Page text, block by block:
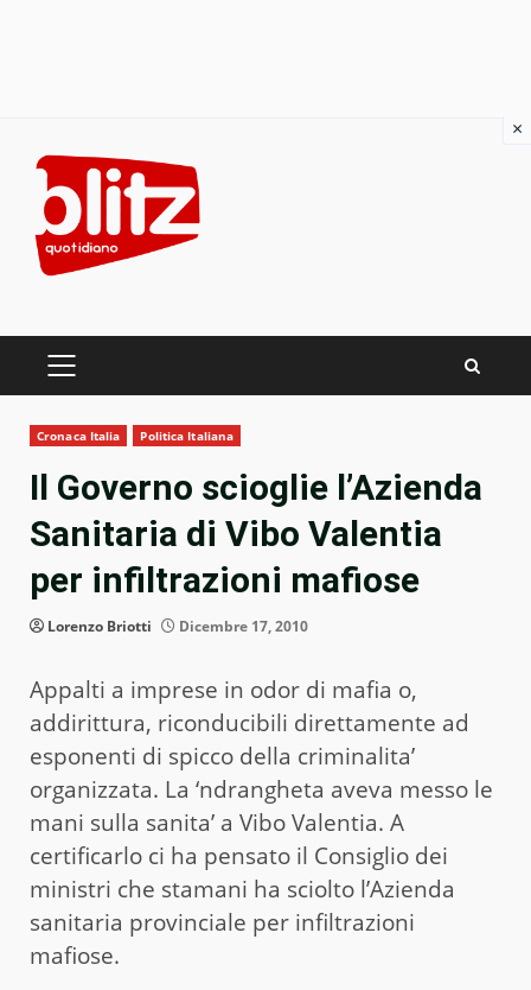
content
PRIMARY
Cronaca Italia Politica Italiana
Il Governo scioglie l’Azienda
Sanitaria di Vibo Valentia
per infiltrazioni mafiose
Lorenzo Briotti Dicembre 17, 2010
Appalti a imprese in odor di mafia o,
addirittura, riconducibili direttamente ad
esponenti di spicco della criminalita’
organizzata. La ‘ndrangheta aveva messo le
mani sulla sanita’ a Vibo Valentia. A
certificarlo ci ha pensato il Consiglio dei
ministri che stamani ha sciolto l’Azienda
sanitaria provinciale per infiltrazioni
mafiose.
×